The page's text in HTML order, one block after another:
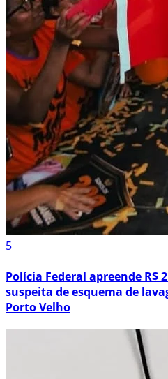
5
Polícia Federal apreende R$
suspeita de esquema de
Porto Velho